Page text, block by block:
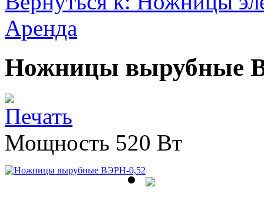
Аренда
Ножницы вырубные
Мощность 520 Вт